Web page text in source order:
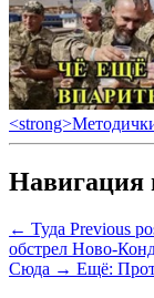
Навигация
← Туда Previous
обстрел Ново-
Сюда → Ещё: